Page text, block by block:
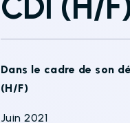
Dans le cadre de son
(H/F)
Juin 2021